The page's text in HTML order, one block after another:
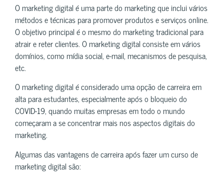
O marketing digital é uma parte do marketing que inclui vários
métodos e técnicas para promover produtos e serviços online.
O objetivo principal é o mesmo do marketing tradicional para
atrair e reter clientes. O marketing digital consiste em vários
domínios, como mídia social, e-mail, mecanismos de pesquisa,
etc.
O marketing digital é considerado uma opção de carreira em
alta para estudantes, especialmente após o bloqueio do
COVID-19, quando muitas empresas em todo o mundo
começaram a se concentrar mais nos aspectos digitais do
marketing.
Algumas das vantagens de carreira após fazer um curso de
marketing digital são: